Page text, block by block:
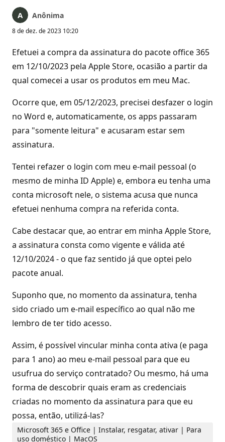
Anônima
8 de dez. de 2023 10:20
Efetuei a compra da assinatura do pacote office 365
em 12/10/2023 pela Apple Store, ocasião a partir da
qual comecei a usar os produtos em meu Mac.
Ocorre que, em 05/12/2023, precisei desfazer o login
no Word e, automaticamente, os apps passaram
para "somente leitura" e acusaram estar sem
assinatura.
Tentei refazer o login com meu e-mail pessoal (o
mesmo de minha ID Apple) e, embora eu tenha uma
conta microsoft nele, o sistema acusa que nunca
efetuei nenhuma compra na referida conta.
Cabe destacar que, ao entrar em minha Apple Store,
a assinatura consta como vigente e válida até
12/10/2024 - o que faz sentido já que optei pelo
pacote anual.
Suponho que, no momento da assinatura, tenha
sido criado um e-mail específico ao qual não me
lembro de ter tido acesso.
Assim, é possível vincular minha conta ativa (e paga
para 1 ano) ao meu e-mail pessoal para que eu
usufrua do serviço contratado? Ou mesmo, há uma
forma de descobrir quais eram as credenciais
criadas no momento da assinatura para que eu
possa, então, utilizá-las?
Microsoft 365 e Office | Instalar, resgatar, ativar | Para
uso doméstico | MacOS